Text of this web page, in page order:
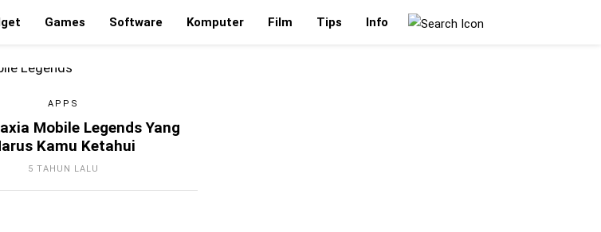
Games Software Komputer Film Tips Info
APPS
Mobile Legends Yang
Kamu Ketahui
5 TAHUN LALU